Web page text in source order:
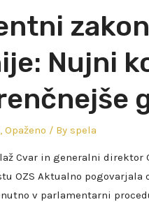
Nujni
,Opaženo / By spela
Cvar in generalni direktor
OZS Aktualno pogovarjala
v parlamentarni